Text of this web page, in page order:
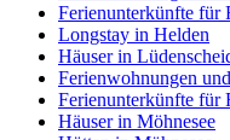
Ferienunterkünfte für
Longstay in Helden
Häuser in
Ferienwohnungen
Ferienunterkünfte für
Häuser in Möhnesee